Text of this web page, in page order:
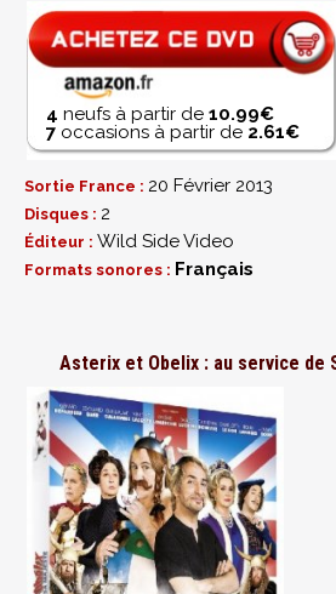
4 neufs à partir de 10.99€
7 occasions à partir de 2.61€
Sortie France : 20 Février 2013
Disques : 2
Éditeur : Wild Side Video
Formats sonores : Français
Asterix et Obelix : au service de